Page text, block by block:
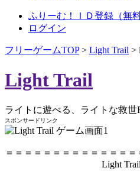
ふりーむ！ＩＤ登録（無料
ログイン
フリーゲームTOP> Light Trail >
Light Trail
ライトに遊べる、ライトな救世
スポンサードリンク
＝＝＝＝＝＝＝＝＝＝＝＝＝
Light